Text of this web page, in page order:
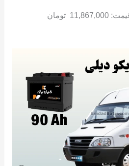
11,867,000 تومان